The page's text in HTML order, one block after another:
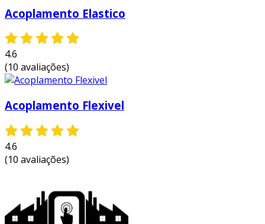
menor custo com manutenção:
flexível e robusto reduz a necessidade de
eficiência de transmissão:
perdas e otimiza o desempenho do
versatilidade:
diferentes aplicações e exigências de
facilidade de instalação:
uma instalação simples e rápida,
Acoplamento Elastico
4.6
(10 avaliações)
Acoplamento Flexivel
4.6
(10 avaliações)